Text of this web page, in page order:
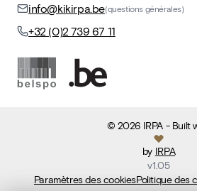
info@kikirpa.be(questions générales)
+32 (0)2 739 67 11
©2026 IRPA- Built
by IRPA
v1.05
Paramètres des cookiesPolitique des